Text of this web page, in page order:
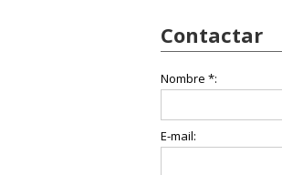
Contactar
Nombre *:
E-mail: